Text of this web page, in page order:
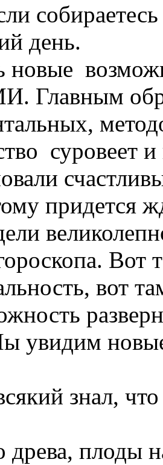
день.
новые
Главным
суровеет
придется
вот
увидим
знал,
древа, плоды